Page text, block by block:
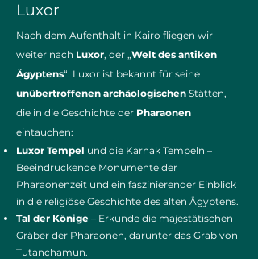
Luxor
Nach dem Aufenthalt in Kairo fliegen wir
weiter nach Luxor, der „Welt des antiken
Ägyptens“. Luxor ist bekannt für seine
unübertroffenen archäologischen Stätten,
die in die Geschichte der Pharaonen
eintauchen:
Luxor Tempel und die Karnak Tempeln –
Beeindruckende Monumente der
Pharaonenzeit und ein faszinierender Einblick
in die religiöse Geschichte des alten Ägyptens.
Tal der Könige – Erkunde die majestätischen
Gräber der Pharaonen, darunter das Grab von
Tutanchamun.